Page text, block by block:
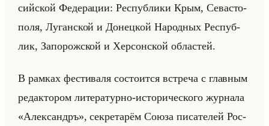
сийской Фе­де­ра­ции: Рес­пуб­ли­ки Крым, Се­ва­сто­
по­ля, Лу­ган­ской и До­нец­кой На­род­ных Рес­пуб­
лик, За­по­рож­ской и Хер­сон­ской об­ла­стей.
В рам­ках фе­сти­ва­ля со­сто­ит­ся встре­ча с глав­ным
ре­дак­то­ром ли­те­ра­тур­но-ис­то­ри­че­ско­го жур­на­ла
«Александръ», сек­ре­та­рём Союза пи­са­те­лей Рос­